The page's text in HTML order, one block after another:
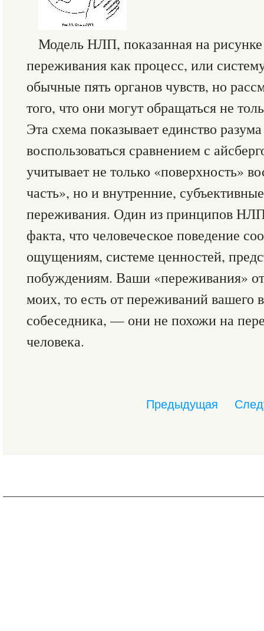
Модель НЛП, показанная на
переживания как процесс, или
обычные пять органов чувств, но
того, что они могут обращаться не
Эта схема показывает единство
воспользоваться сравнением с
учитывает не только «поверхность»
часть», но и внутренние,
переживания. Один из принципов
факта, что человеческое поведение
ощущениям, системе ценностей,
побуждениям. Ваши «переживания»
моих, то есть от переживаний вашего
собеседника, — они не похожи на
человека.
Предыдущая